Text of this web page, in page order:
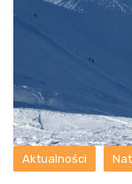
Aktualności